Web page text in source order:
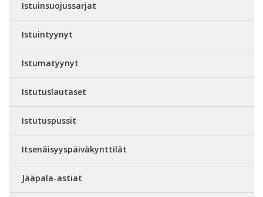
Istuinsuojussarjat
Istuintyynyt
Istumatyynyt
Istutuslautaset
Istutuspussit
Itsenäisyyspäiväkynttilät
Jääpala-astiat